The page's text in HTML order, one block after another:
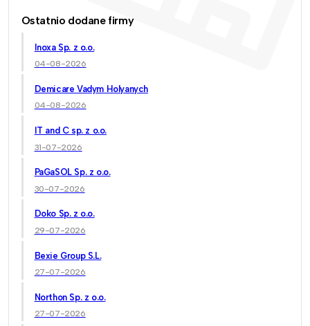
Ostatnio dodane firmy
Inoxa Sp. z o.o.
04-08-2026
Demicare Vadym Holyanych
04-08-2026
IT and C sp. z o.o.
31-07-2026
PaGaSOL Sp. z o.o.
30-07-2026
Doko Sp. z o.o.
29-07-2026
Bexie Group S.L.
27-07-2026
Northon Sp. z o.o.
27-07-2026